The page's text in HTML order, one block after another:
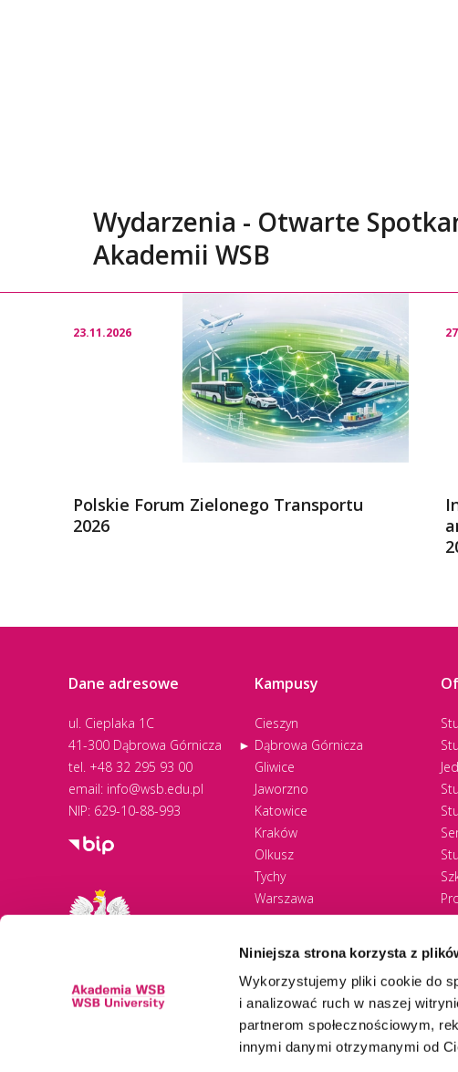
Niniejsza strona korzysta z
Wykorzystujemy pliki cookie do
i analizować ruch w naszej
partnerom społecznościowym,
innymi danymi otrzymanymi od
Wydarzenia - Otwarte
Akademii WSB
23.11.2026
Polskie Forum Zielonego Transportu
2026
Dane adresowe
ul. Cieplaka 1C
41-300 Dąbrowa Górnicza
tel. +48 32 295 93 00
email: info@wsb.edu.pl
NIP: 629-10-88-993
Kampusy
Cieszyn
Dąbrowa Górnicza
Gliwice
Jaworzno
Katowice
Kraków
Olkusz
Tychy
Warszawa
Zawiercie